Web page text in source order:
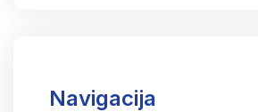
Navigacija